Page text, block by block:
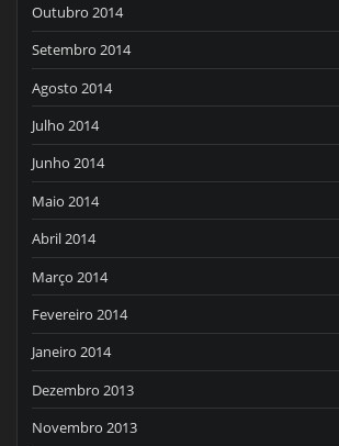
Outubro 2014
Setembro 2014
Agosto 2014
Julho 2014
Junho 2014
Maio 2014
Abril 2014
Março 2014
Fevereiro 2014
Janeiro 2014
Dezembro 2013
Novembro 2013